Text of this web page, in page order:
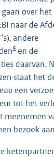
over
naar de
andere
4 en de
daarvan.
staat het
een
tot het
meenemen
bezoek